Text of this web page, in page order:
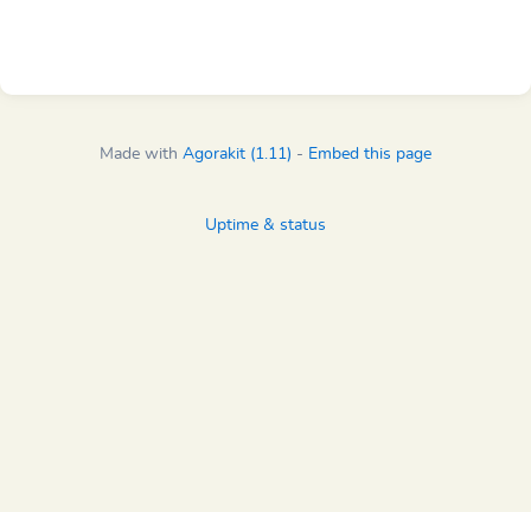
Made with Agorakit (1.11) - Embed this page
Uptime & status